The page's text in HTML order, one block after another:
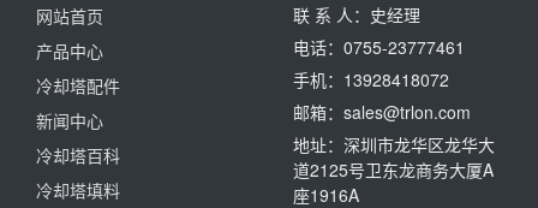
网站首页
产品中心
冷却塔配件
新闻中心
冷却塔百科
冷却塔填料
联 系 人：史经理
电话：0755-23777461
手机：13928418072
邮箱：sales@trlon.com
地址：深圳市龙华区龙华大
道2125号卫东龙商务大厦A
座1916A